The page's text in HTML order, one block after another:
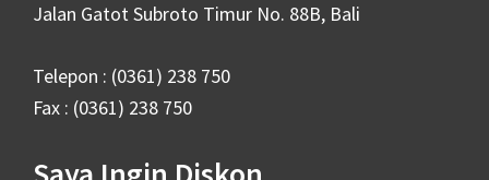
Jalan Gatot Subroto Timur No. 88B, Bali
Telepon : (0361) 238 750
Fax : (0361) 238 750